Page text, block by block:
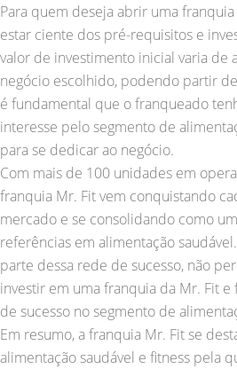
Para quem deseja abrir uma
estar ciente dos pré-requisitos e
valor de investimento inicial varia de
negócio escolhido, podendo partir
é fundamental que o franqueado
interesse pelo segmento de
para se dedicar ao negócio.
Com mais de 100 unidades em
franquia Mr. Fit vem conquistando
mercado e se consolidando como
referências em alimentação
parte dessa rede de sucesso, não
investir em uma franquia da Mr. Fit e
de sucesso no segmento de
Em resumo, a franquia Mr. Fit se
alimentação saudável e fitness pela